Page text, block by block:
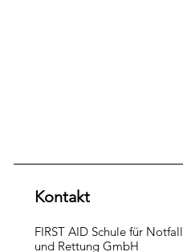
Kontakt
FIRST AID Schule für Notfall
und Rettung​ GmbH